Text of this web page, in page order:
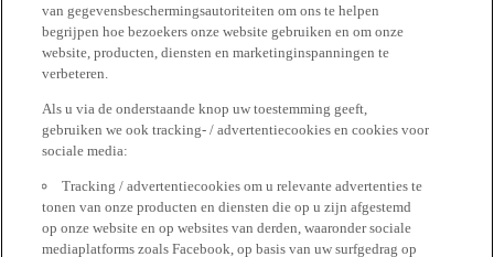
van gegevensbeschermingsautoriteiten om ons te helpen
begrijpen hoe bezoekers onze website gebruiken en om onze
website, producten, diensten en marketinginspanningen te
verbeteren.
Als u via de onderstaande knop uw toestemming geeft,
gebruiken we ook tracking- / advertentiecookies en cookies voor
sociale media:
Tracking / advertentiecookies om u relevante advertenties te
tonen van onze producten en diensten die op u zijn afgestemd
op onze website en op websites van derden, waaronder sociale
mediaplatforms zoals Facebook, op basis van uw surfgedrag op